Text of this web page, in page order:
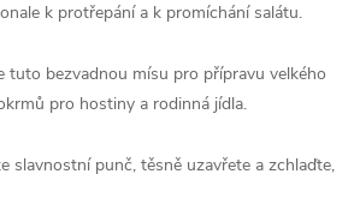
k protřepání a k promíchání salátu.
tuto bezvadnou mísu pro přípravu velkého
pro hostiny a rodinná jídla.
slavnostní punč, těsně uzavřete a zchlaďte,